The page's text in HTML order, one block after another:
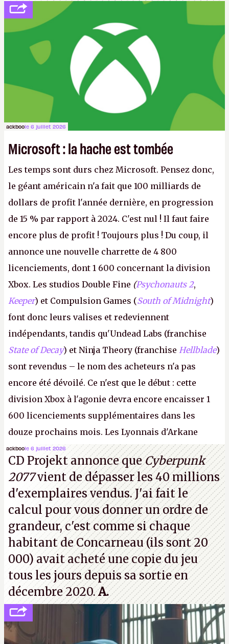
ackboole 6 juillet 2026
Microsoft : la hache est tombée
Les temps sont durs chez Microsoft. Pensez donc,
le géant américain n'a fait que 100 milliards de
dollars de profit l'année dernière, en progression
de 15 % par rapport à 2024. C'est nul ! Il faut faire
encore plus de profit ! Toujours plus ! Du coup, il
annonce une nouvelle charrette de 4 800
licenciements, dont 1 600 concernant la division
Xbox. Les studios Double Fine (Psychonauts 2,
Keeper) et Compulsion Games (South of Midnight)
font donc leurs valises et redeviennent
indépendants, tandis qu'Undead Labs (franchise
State of Decay) et Ninja Theory (franchise Hellblade)
sont revendus – le nom des acheteurs n'a pas
encore été dévoilé. Ce n'est que le début : cette
division Xbox à l'agonie devra encore encaisser 1
600 licenciements supplémentaires dans les
douze prochains mois. Les Lyonnais d'Arkane
(Dishonored, Deathloop) pourraient faire partie des
prochaines victimes, puisque Microsoft a confirmé
vouloir se séparer du studio.A.
ackboole 6 juillet 2026
CD Projekt annonce queCyberpunk
2077vient de dépasser les 40 millions
d'exemplaires vendus. J'ai fait le
calcul pour vous donner un ordre de
grandeur, c'est comme si chaque
habitant de Concarneau (ils sont 20
000) avait acheté une copie du jeu
tous les jours depuis sa sortie en
décembre 2020.A.